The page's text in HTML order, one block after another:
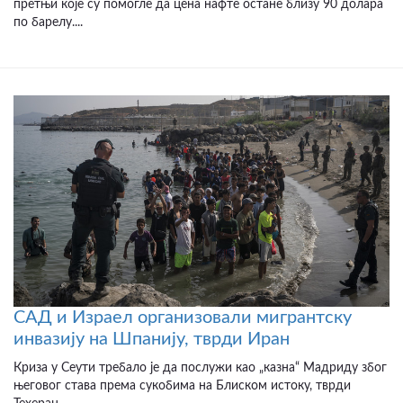
претњи које су помогле да цена нафте остане близу 90 долара
по барелу....
САД и Израел организовали мигрантску
инвазију на Шпанију, тврди Иран
Криза у Сеути требало је да послужи као „казна“ Мадриду због
његовог става према сукобима на Блиском истоку, тврди